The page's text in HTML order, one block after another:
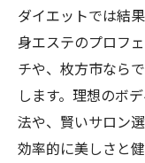
ダイエットでは結
身エステのプロフ
チや、枚方市なら
します。理想のボ
法や、賢いサロン
効率的に美しさと